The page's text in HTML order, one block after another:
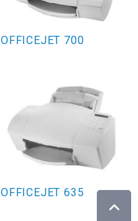
OFFICEJET 700
OFFICEJET 635